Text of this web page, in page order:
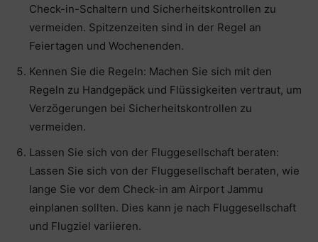
Check-in-Schaltern und Sicherheitskontrollen zu
vermeiden. Spitzenzeiten sind in der Regel an
Feiertagen und Wochenenden.
Kennen Sie die Regeln: Machen Sie sich mit den
Regeln zu Handgepäck und Flüssigkeiten vertraut, um
Verzögerungen bei Sicherheitskontrollen zu
vermeiden.
Lassen Sie sich von der Fluggesellschaft beraten:
Lassen Sie sich von der Fluggesellschaft beraten, wie
lange Sie vor dem Check-in am Airport Jammu
einplanen sollten. Dies kann je nach Fluggesellschaft
und Flugziel variieren.